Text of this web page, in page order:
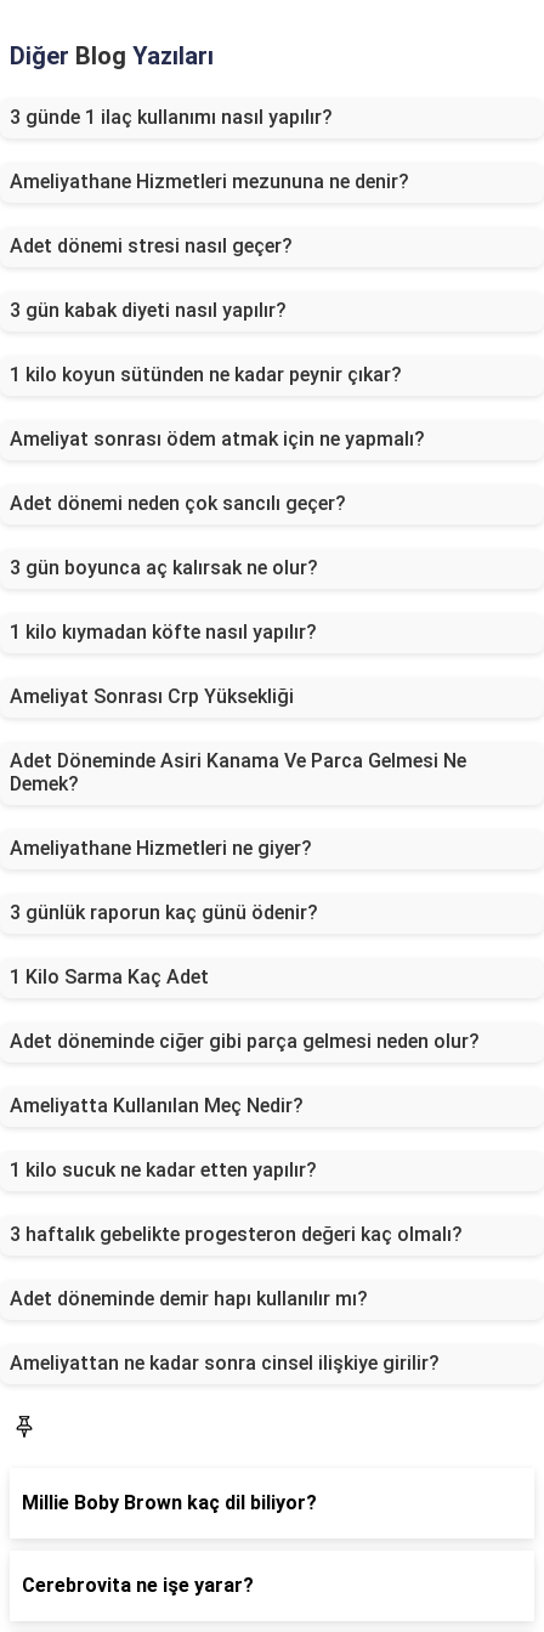
Diğer Blog Yazıları
3 günde 1 ilaç kullanımı nasıl yapılır?
Ameliyathane Hizmetleri mezununa ne denir?
Adet dönemi stresi nasıl geçer?
3 gün kabak diyeti nasıl yapılır?
1 kilo koyun sütünden ne kadar peynir çıkar?
Ameliyat sonrası ödem atmak için ne yapmalı?
Adet dönemi neden çok sancılı geçer?
3 gün boyunca aç kalırsak ne olur?
1 kilo kıymadan köfte nasıl yapılır?
Ameliyat Sonrası Crp Yüksekliği
Adet Döneminde Asiri Kanama Ve Parca Gelmesi Ne
Demek?
Ameliyathane Hizmetleri ne giyer?
3 günlük raporun kaç günü ödenir?
1 Kilo Sarma Kaç Adet
Adet döneminde ciğer gibi parça gelmesi neden olur?
Ameliyatta Kullanılan Meç Nedir?
1 kilo sucuk ne kadar etten yapılır?
3 haftalık gebelikte progesteron değeri kaç olmalı?
Adet döneminde demir hapı kullanılır mı?
Ameliyattan ne kadar sonra cinsel ilişkiye girilir?
Millie Boby Brown kaç dil biliyor?
Cerebrovita ne işe yarar?